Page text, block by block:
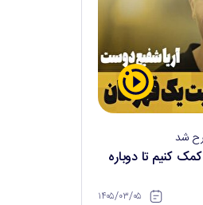
شد
کنیم تا دوباره
۱۴۰۵/۰۳/۰۵